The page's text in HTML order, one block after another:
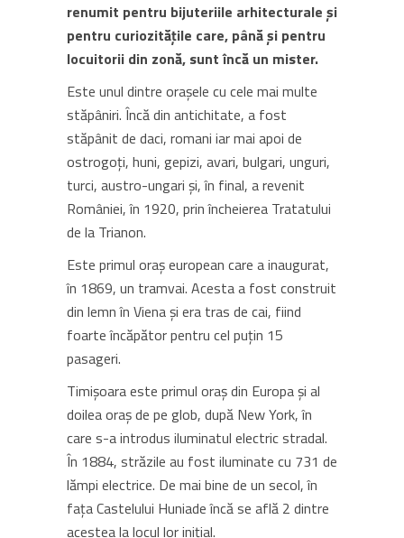
renumit pentru bijuteriile arhitecturale și
pentru curiozitățile care, până și pentru
locuitorii din zonă, sunt încă un mister.
Este unul dintre orașele cu cele mai multe
stăpâniri. Încă din antichitate, a fost
stăpânit de daci, romani iar mai apoi de
ostrogoți, huni, gepizi, avari, bulgari, unguri,
turci, austro-ungari și, în final, a revenit
României, în 1920, prin încheierea Tratatului
de la Trianon.
Este primul oraș european care a inaugurat,
în 1869, un tramvai. Acesta a fost construit
din lemn în Viena și era tras de cai, fiind
foarte încăpător pentru cel puțin 15
pasageri.
Timișoara este primul oraș din Europa și al
doilea oraș de pe glob, după New York, în
care s-a introdus iluminatul electric stradal.
În 1884, străzile au fost iluminate cu 731 de
lămpi electrice. De mai bine de un secol, în
fața Castelului Huniade încă se află 2 dintre
acestea la locul lor inițial.